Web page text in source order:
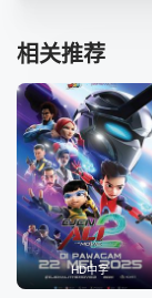
相关推荐
HD中字